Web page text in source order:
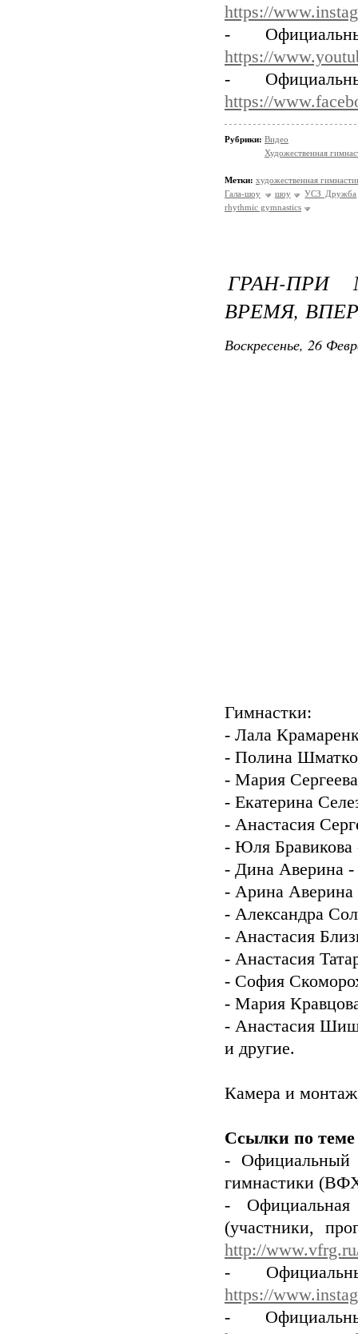
https://
-
https://
-
https://
Рубрики: Видео
Художественная
Метки: художественная
Гала-шоу
шоу
УСЗ Дружба
rhythmic gymnastics
ГРАН-ПРИ
ВРЕМЯ,
Воскресенье, 26
Гимнастки:
- Лала
- Полина
- Мария
- Екатерина
- Анастасия
- Юля
- Дина Аверина -
- Арина
- Александра
- Анастасия
- Анастасия
- София
- Мария
- Анастасия
и другие.
Камера и
Ссылки по теме
- Официальный
гимнастики
-
(участники,
http://
-
https://
-